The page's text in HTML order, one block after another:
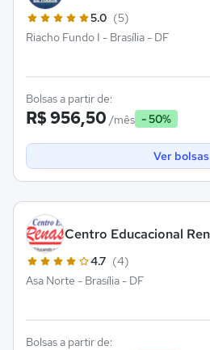
5.0 (5)
Riacho Fundo I - Brasília - DF
Bolsas a partir de:
R$ 956,50 /mês - 50%
Ver bolsas
Centro Educacional
4.7 (4)
Asa Norte - Brasília - DF
Bolsas a partir de: